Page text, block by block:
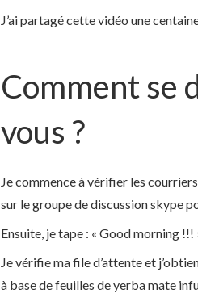
J’ai partagé cette vidéo une
Comment se
vous ?
Je commence à vérifier les
sur le groupe de discussion skype
Ensuite, je tape : « Good morning
Je vérifie ma file d’attente et
à base de feuilles de yerba mate